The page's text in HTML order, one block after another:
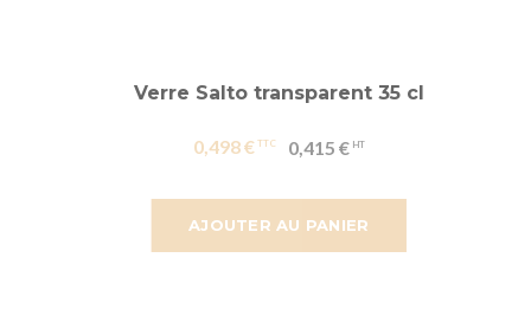
AJOUTER AU PANIER
Verre Salto transparent 35 cl
0,498 € 0,415 €